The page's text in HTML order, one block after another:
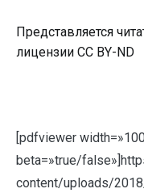
Представляется
лицензии CC BY-ND
[pdfviewer
beta=»true/
content/uploads/